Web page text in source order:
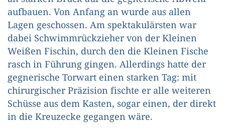
aufbauen. Von Anfang an wurde aus allen
Lagen geschossen. Am spektakulärsten war
dabei Schwimmrückzieher von der Kleinen
Weißen Fischin, durch den die Kleinen Fische
rasch in Führung gingen. Allerdings hatte der
gegnerische Torwart einen starken Tag: mit
chirurgischer Präzision fischte er alle weiteren
Schüsse aus dem Kasten, sogar einen, der direkt
in die Kreuzecke gegangen wäre.